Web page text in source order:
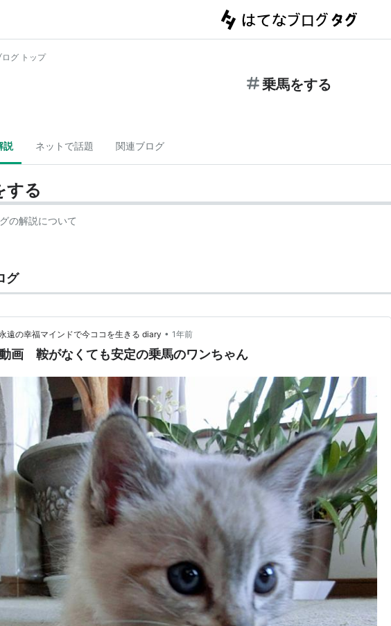
ログ トップ
乗馬をする
説 ネットで話題 関連ブログ
する
の解説について
グ
遠の幸福マインドで今ココを生きる diary • 1年前
画 鞍がなくても安定の乗馬のワンちゃん